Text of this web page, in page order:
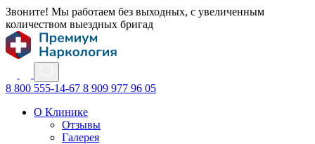
Звоните! Мы работаем без выходных, с увеличенным
количеством выездных бригад
8 800 555-14-67 8 909 977 96 05
О Клинике
Отзывы
Галерея